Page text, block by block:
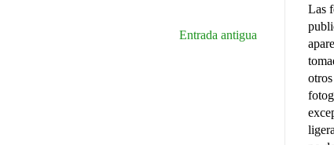
Entrada antigua
Las